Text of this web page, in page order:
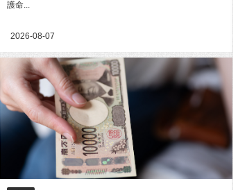
護命...
2026-08-07